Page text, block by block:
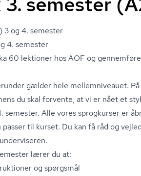
3 og 4. semester
4. semester
60 lektioner hos AOF og
gælder hele mellemniveauet.
du skal forvente, at vi er nået et
semester. Alle vores sprogkurser er
passer til kurset. Du kan få råd og
lærer du at:
og spørgsmål